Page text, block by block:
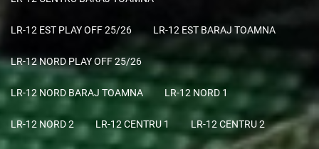
LR-12 EST PLAY OFF 25/26 LR-12 EST BARAJ TOAMNA
LR-12 NORD PLAY OFF 25/26
LR-12 NORD BARAJ TOAMNA LR-12 NORD 1
LR-12 NORD 2 LR-12 CENTRU 1 LR-12 CENTRU 2